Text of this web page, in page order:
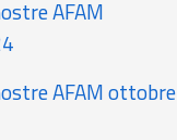
AFAM
AFAM ottobre